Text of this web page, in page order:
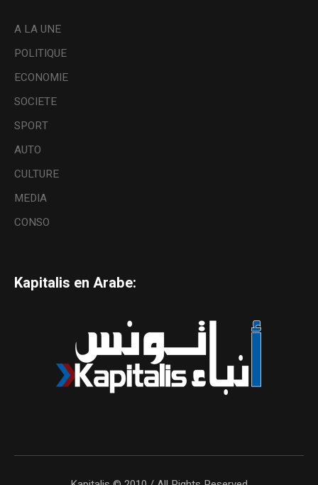
A LA UNE
POLITIQUE
ECONOMIE
SOCIETE
SPORT
AUTO
CULTURE
MEDIA
CONSO
Kapitalis en Arabe: